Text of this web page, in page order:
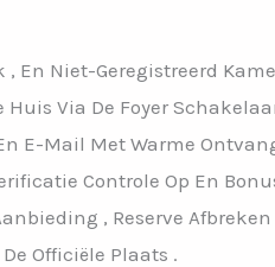
En Niet-Geregistreerd
Via De Foyer
E-Mail Met Warme
Controle Op En
, Reserve
Officiële Plaats .